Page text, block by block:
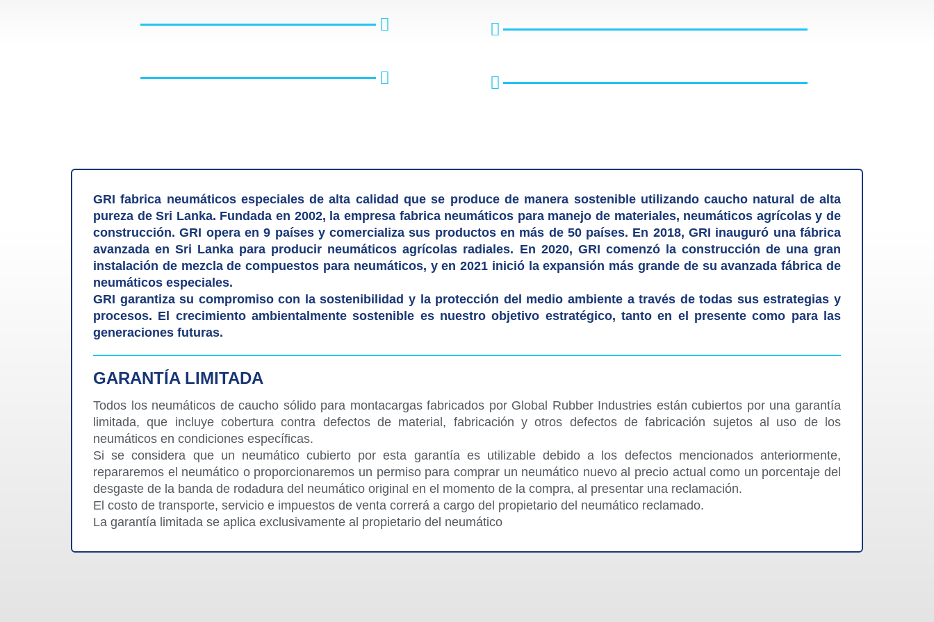
GRI fabrica neumáticos especiales de alta calidad que se produce de manera sostenible utilizando caucho natural de alta
pureza de Sri Lanka. Fundada en 2002, la empresa fabrica neumáticos para manejo de materiales, neumáticos agrícolas y de
construcción. GRI opera en 9 países y comercializa sus productos en más de 50 países. En 2018, GRI inauguró una fábrica
avanzada en Sri Lanka para producir neumáticos agrícolas radiales. En 2020, GRI comenzó la construcción de una gran
instalación de mezcla de compuestos para neumáticos, y en 2021 inició la expansión más grande de su avanzada fábrica de
neumáticos especiales.
GRI garantiza su compromiso con la sostenibilidad y la protección del medio ambiente a través de todas sus estrategias y
procesos. El crecimiento ambientalmente sostenible es nuestro objetivo estratégico, tanto en el presente como para las
generaciones futuras.
GARANTÍA LIMITADA
Todos los neumáticos de caucho sólido para montacargas fabricados por Global Rubber Industries están cubiertos por una garantía
limitada, que incluye cobertura contra defectos de material, fabricación y otros defectos de fabricación sujetos al uso de los
neumáticos en condiciones específicas.
Si se considera que un neumático cubierto por esta garantía es utilizable debido a los defectos mencionados anteriormente,
repararemos el neumático o proporcionaremos un permiso para comprar un neumático nuevo al precio actual como un porcentaje del
desgaste de la banda de rodadura del neumático original en el momento de la compra, al presentar una reclamación.
El costo de transporte, servicio e impuestos de venta correrá a cargo del propietario del neumático reclamado.
La garantía limitada se aplica exclusivamente al propietario del neumático